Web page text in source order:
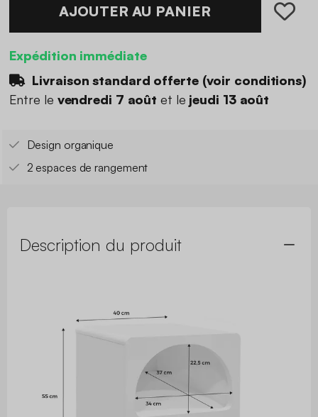
AJOUTER AU PANIER
Expédition immédiate
Livraison standard offerte (voir conditions)
Entre le vendredi 7 août et le jeudi 13 août
Design organique
2 espaces de rangement
Description du produit